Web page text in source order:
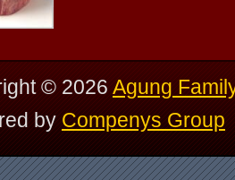
© 2026 Agung
byCompenys Group